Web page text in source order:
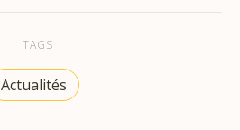
TAGS
Actualités